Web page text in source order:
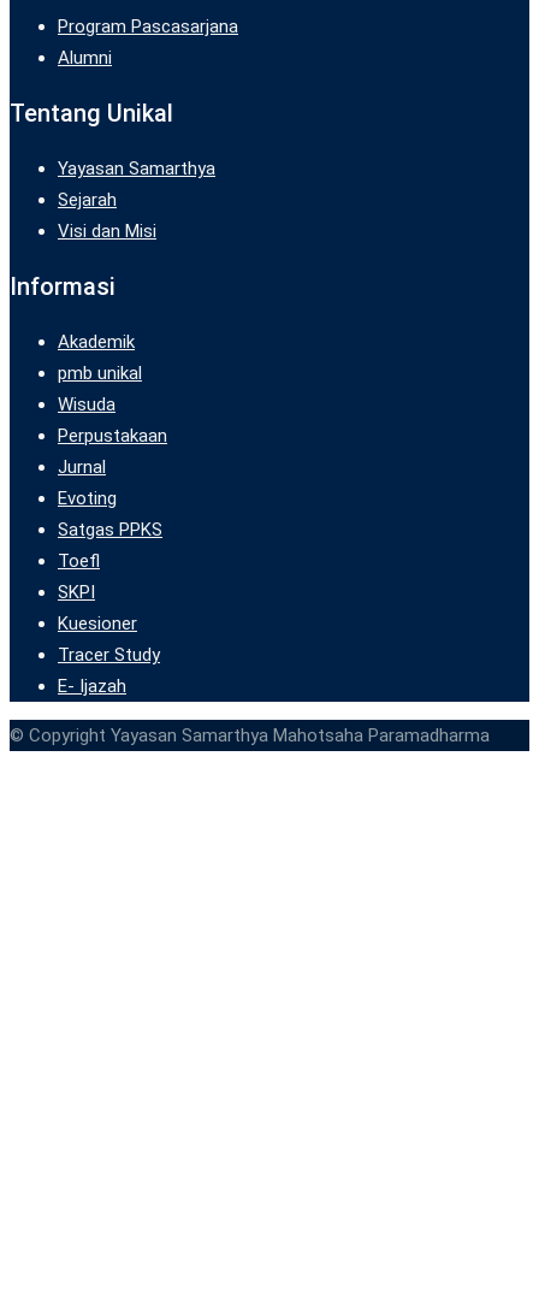
Program Pascasarjana
Alumni
Tentang Unikal
Yayasan Samarthya
Sejarah
Visi dan Misi
Informasi
Akademik
pmb unikal
Wisuda
Perpustakaan
Jurnal
Evoting
Satgas PPKS
Toefl
SKPI
Kuesioner
Tracer Study
E- Ijazah
© Copyright Yayasan Samarthya Mahotsaha Paramadharma